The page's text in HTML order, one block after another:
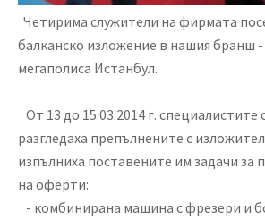
Четирима служители на фирмата
балканско изложение в нашия бранш -
мегаполиса Истанбул.
От 13 до 15.03.2014 г.
разгледаха препълнените с
изпълниха поставените им задачи за
на оферти:
- комбинирана машина с фрезери и